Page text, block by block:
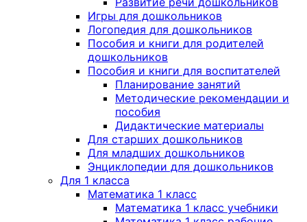
Игры для дошкольников
Логопедия для дошкольников
Пособия и книги для родителей
дошкольников
Пособия и книги для воспитателей
Планирование занятий
Методические рекомендации и
пособия
Дидактические материалы
Для старших дошкольников
Для младших дошкольников
Энциклопедии для дошкольников
Для 1 класса
Математика 1 класс
Математика 1 класс учебники